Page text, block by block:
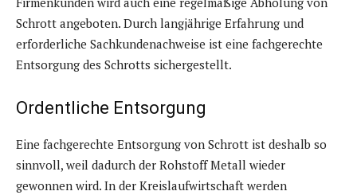
Schrott angeboten. Durch langjährige Erfahrung und
erforderliche Sachkundenachweise ist eine fachgerechte
Entsorgung des Schrotts sichergestellt.
Ordentliche Entsorgung
Eine fachgerechte Entsorgung von Schrott ist deshalb so
sinnvoll, weil dadurch der Rohstoff Metall wieder
gewonnen wird. In der Kreislaufwirtschaft werden